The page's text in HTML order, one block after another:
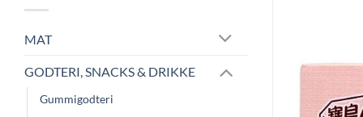
MAT
GODTERI, SNACKS & DRIKKE
Gummigodteri